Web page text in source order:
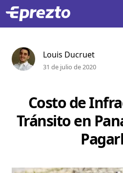
Louis Ducruet
31 de julio de 2020
Costo de
Tránsito en